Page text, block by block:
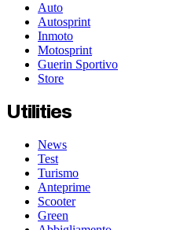
Auto
Autosprint
Inmoto
Motosprint
Guerin Sportivo
Store
Utilities
News
Test
Turismo
Anteprime
Scooter
Green